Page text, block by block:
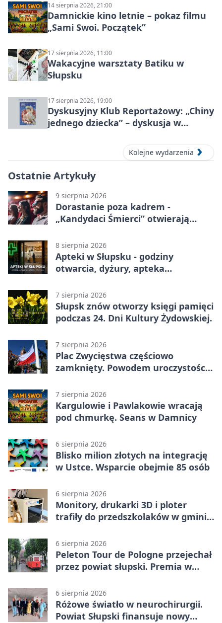
14 sierpnia 2026, 21:00
Damnickie kino letnie – pokaz filmu
„Sami Swoi. Początek”
17 sierpnia 2026, 11:00
Wakacyjne warsztaty Batiku w
Słupsku
17 sierpnia 2026, 19:00
Dyskusyjny Klub Reportażowy: „Chiny
jednego dziecka” – dyskusja w
Kolejne wydarzenia
Ostatnie Artykuły
9 sierpnia 2026
Dorastanie poza kadrem -
„Kandydaci Śmierci” otwierają
8 sierpnia 2026
Apteki w Słupsku - godziny
otwarcia, dyżury, apteka
7 sierpnia 2026
Słupsk znów otworzy księgi pamięci
podczas 24. Dni Kultury Żydowskiej.
7 sierpnia 2026
Plac Zwycięstwa częściowo
zamknięty. Powodem uroczystości
7 sierpnia 2026
Kargulowie i Pawlakowie wracają
pod chmurkę. Seans w Damnicy
6 sierpnia 2026
Blisko milion złotych na integrację
w Ustce. Wsparcie obejmie 85 osób
6 sierpnia 2026
Monitory, drukarki 3D i ploter
trafiły do przedszkolaków w gminie
6 sierpnia 2026
Peleton Tour de Pologne przejechał
przez powiat słupski. Premia w
6 sierpnia 2026
Różowe światło w neurochirurgii.
Powiat Słupski finansuje nowy